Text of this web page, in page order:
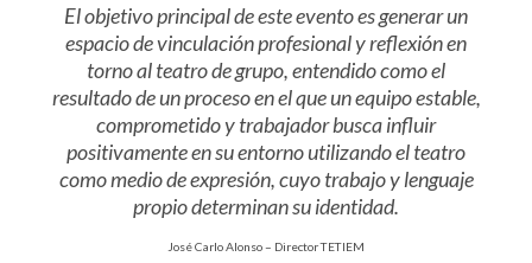
El objetivo principal de este evento es generar un
espacio de vinculación profesional y reflexión en
torno al teatro de grupo, entendido como el
resultado de un proceso en el que un equipo estable,
comprometido y trabajador busca influir
positivamente en su entorno utilizando el teatro
como medio de expresión, cuyo trabajo y lenguaje
propio determinan su identidad.
José Carlo Alonso – Director TETIEM